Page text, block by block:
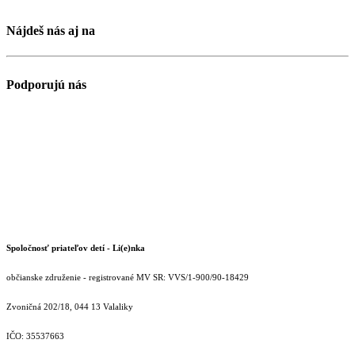
Nájdeš nás aj na
Podporujú nás
Spoločnosť priateľov detí - Li(e)nka
občianske združenie - registrované MV SR: VVS/1-900/90-18429
Zvoničná 202/18, 044 13 Valaliky
IČO: 35537663